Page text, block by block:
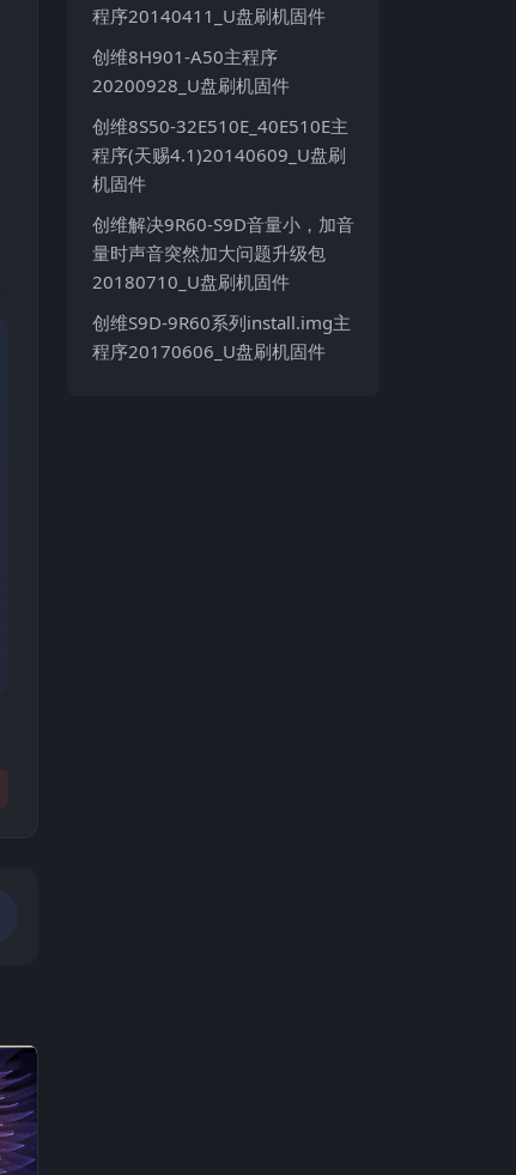
程序20140411_U盘刷机固件
创维8H901-A50主程序
20200928_U盘刷机固件
创维8S50-32E510E_40E510E主
程序(天赐4.1)20140609_U盘刷
机固件
创维解决9R60-S9D音量小，加音
量时声音突然加大问题升级包
20180710_U盘刷机固件
创维S9D-9R60系列install.img主
程序20170606_U盘刷机固件